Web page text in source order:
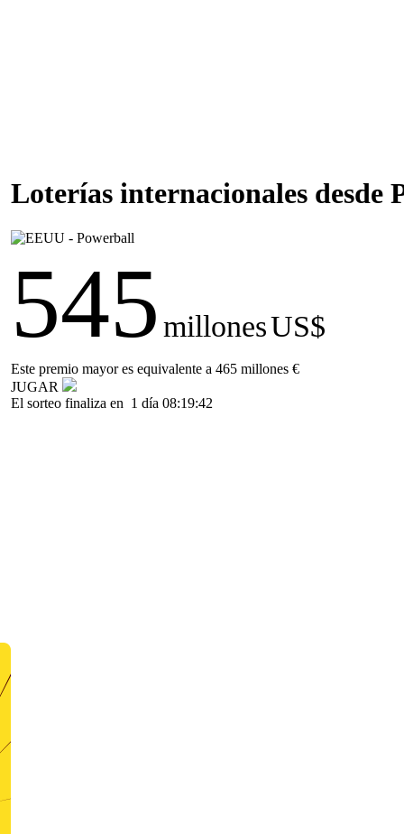
Loterías internacionales desde
545 millonesUS$
Este premio mayor es equivalente a 465 millones €
JUGAR
El sorteo finaliza en 1 día 08:19:42